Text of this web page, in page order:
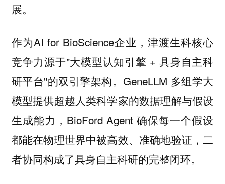
展。
作为AI for BioScience企业，津渡生科核心
竞争力源于"大模型认知引擎 + 具身自主科
研平台"的双引擎架构。GeneLLM 多组学大
模型提供超越人类科学家的数据理解与假设
生成能力，BioFord Agent 确保每一个假设
都能在物理世界中被高效、准确地验证，二
者协同构成了具身自主科研的完整闭环。